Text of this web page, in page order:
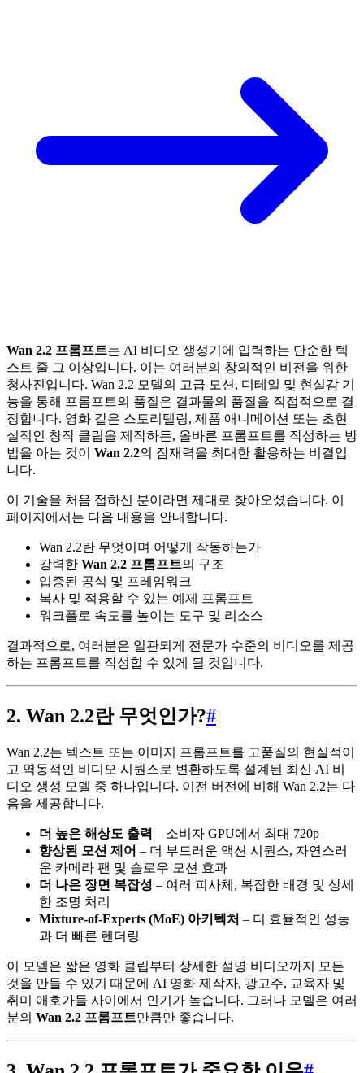
Wan 2.2 프롬프트는 AI 비디오 생성기에 입력하는 단순한 텍
스트 줄 그 이상입니다. 이는 여러분의 창의적인 비전을 위한
청사진입니다. Wan 2.2 모델의 고급 모션, 디테일 및 현실감 기
능을 통해 프롬프트의 품질은 결과물의 품질을 직접적으로 결
정합니다. 영화 같은 스토리텔링, 제품 애니메이션 또는 초현
실적인 창작 클립을 제작하든, 올바른 프롬프트를 작성하는 방
법을 아는 것이 Wan 2.2의 잠재력을 최대한 활용하는 비결입
니다.
이 기술을 처음 접하신 분이라면 제대로 찾아오셨습니다. 이
페이지에서는 다음 내용을 안내합니다.
Wan 2.2란 무엇이며 어떻게 작동하는가
강력한 Wan 2.2 프롬프트의 구조
입증된 공식 및 프레임워크
복사 및 적용할 수 있는 예제 프롬프트
워크플로 속도를 높이는 도구 및 리소스
결과적으로, 여러분은 일관되게 전문가 수준의 비디오를 제공
하는 프롬프트를 작성할 수 있게 될 것입니다.
2. Wan 2.2란 무엇인가?#
Wan 2.2는 텍스트 또는 이미지 프롬프트를 고품질의 현실적이
고 역동적인 비디오 시퀀스로 변환하도록 설계된 최신 AI 비
디오 생성 모델 중 하나입니다. 이전 버전에 비해 Wan 2.2는 다
음을 제공합니다.
더 높은 해상도 출력 – 소비자 GPU에서 최대 720p
향상된 모션 제어 – 더 부드러운 액션 시퀀스, 자연스러
운 카메라 팬 및 슬로우 모션 효과
더 나은 장면 복잡성 – 여러 피사체, 복잡한 배경 및 상세
한 조명 처리
Mixture-of-Experts (MoE) 아키텍처 – 더 효율적인 성능
과 더 빠른 렌더링
이 모델은 짧은 영화 클립부터 상세한 설명 비디오까지 모든
것을 만들 수 있기 때문에 AI 영화 제작자, 광고주, 교육자 및
취미 애호가들 사이에서 인기가 높습니다. 그러나 모델은 여러
분의 Wan 2.2 프롬프트만큼만 좋습니다.